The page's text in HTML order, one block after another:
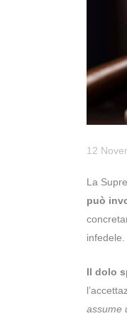
12
La
può
infedele.
Il dolo
assume